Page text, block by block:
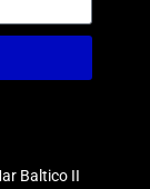
Baltico II